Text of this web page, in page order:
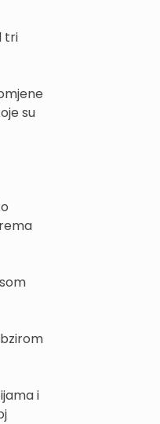
tri
su
i